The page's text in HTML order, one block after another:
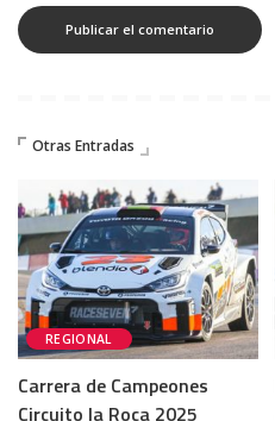
Otras Entradas
REGIONAL
Carrera de Campeones
Circuito la Roca 2025